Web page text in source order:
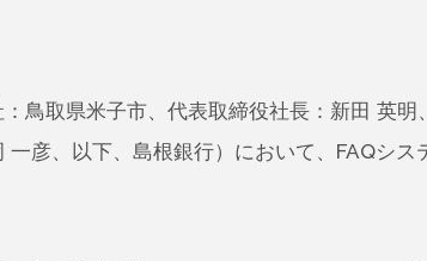
鳥取県米子市、代表取締役社長：新田 英明
彦、以下、島根銀行）において、FAQシス